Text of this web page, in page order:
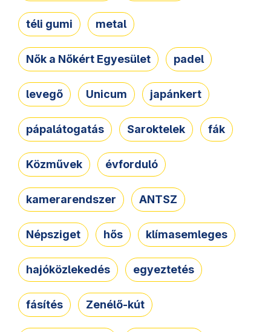
téli gumi metal
Nők a Nőkért Egyesület padel
levegő Unicum japánkert
pápalátogatás Saroktelek fák
Közművek évforduló
kamerarendszer ANTSZ
Népsziget hős klímasemleges
hajóközlekedés egyeztetés
fásítés Zenélő-kút